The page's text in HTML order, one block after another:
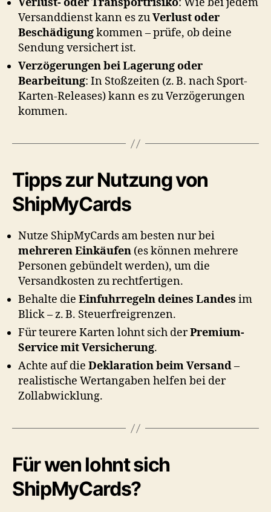
Versanddienst kann es zuVerlust oder
Beschädigungkommen – prüfe, ob deine
Sendung versichert ist.
Verzögerungen bei Lagerung oder
Bearbeitung: In Stoßzeiten (z. B. nach Sport-
Karten-Releases) kann es zu Verzögerungen
kommen.
Tipps zur Nutzung von
ShipMyCards
Nutze ShipMyCards am besten nur bei
mehreren Einkäufen (es können mehrere
Personen gebündelt werden), um die
Versandkosten zu rechtfertigen.
Behalte die Einfuhrregeln deines Landes im
Blick – z. B. Steuerfreigrenzen.
Für teurere Karten lohnt sich derPremium-
Service mit Versicherung.
Achte auf die Deklaration beim Versand–
realistische Wertangaben helfen bei der
Zollabwicklung.
Für wen lohnt sich
ShipMyCards?